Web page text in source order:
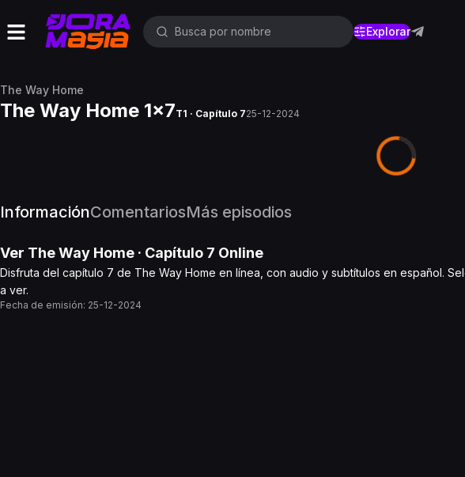
Explorar
The Way Home
The Way Home 1x7T1 · Capítulo 725-12-2024
InformaciónComentariosMás episodios
Ver The Way Home · Capítulo 7 Online
Disfruta del capítulo 7 de The Way Home en línea, con audio y subtítulos en español.
a ver.
Fecha de emisión: 25-12-2024